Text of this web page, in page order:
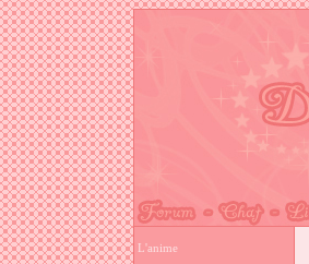
L'anime